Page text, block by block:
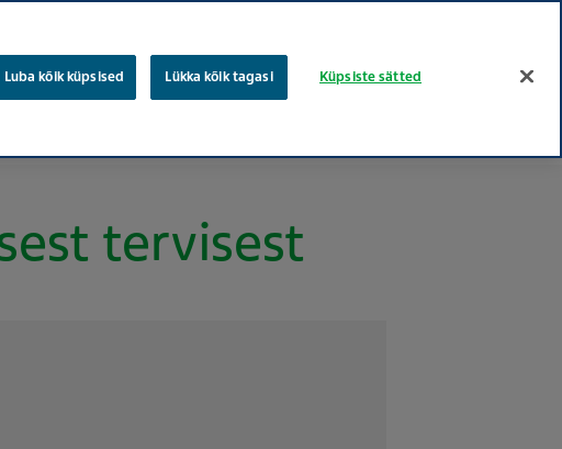
tervisest
Luba kõik küpsised Lükka kõik tagasi Küpsiste sätted